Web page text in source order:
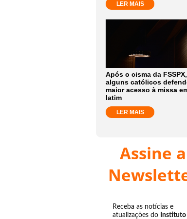
LER MAIS
Após o cisma da FSSPX,
alguns católicos
maior acesso à missa
latim
LER MAIS
Assine a
Receba as notícias e
atualizações do Instituto